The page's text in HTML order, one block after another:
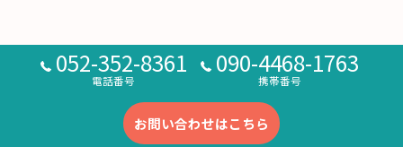
052-352-8361
電話番号
090-4468-1763
携帯番号
お問い合わせはこちら